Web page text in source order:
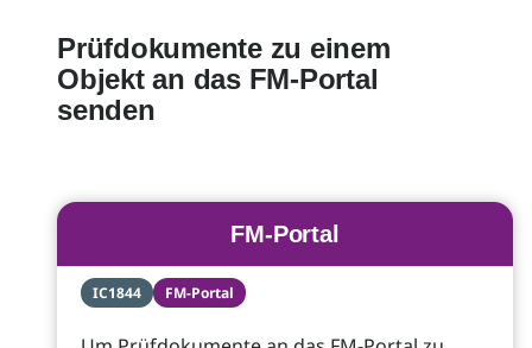
Prüfdokumente zu einem
Objekt an das FM-Portal
senden
FM-Portal
IC1844 FM-Portal